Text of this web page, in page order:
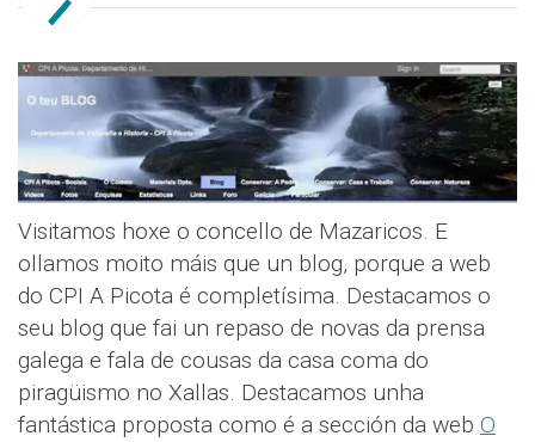
Visitamos hoxe o concello de Mazaricos. E
ollamos moito máis que un blog, porque a web
do CPI A Picota é completísima. Destacamos o
seu blog que fai un repaso de novas da prensa
galega e fala de cousas da casa coma do
piragüismo no Xallas. Destacamos unha
fantástica proposta como é a sección da web O